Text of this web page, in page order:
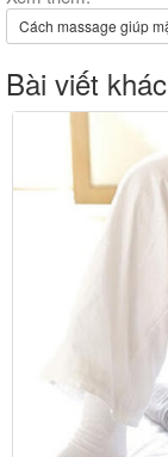
Cách massage giúp
Bài viết khác